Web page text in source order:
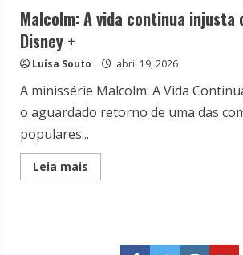
Malcolm: A vida continua injusta
Disney +
Luísa Souto abril 19, 2026
A minissérie Malcolm: A Vida
o aguardado retorno de uma das
populares...
Leia mais
more
injusta